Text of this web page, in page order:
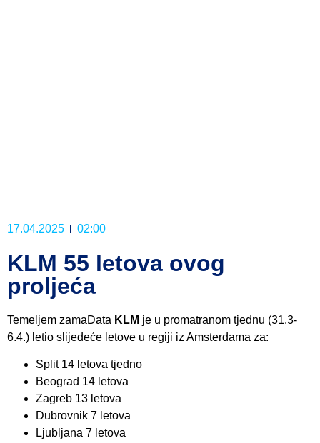
17.04.2025 02:00
KLM 55 letova ovog
proljeća
Temeljem zamaData KLM je u promatranom tjednu (31.3-
6.4.) letio slijedeće letove u regiji iz Amsterdama za:
Split 14 letova tjedno
Beograd 14 letova
Zagreb 13 letova
Dubrovnik 7 letova
Ljubljana 7 letova